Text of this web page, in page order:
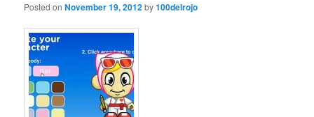
Posted onNovember 19, 2012by100delrojo